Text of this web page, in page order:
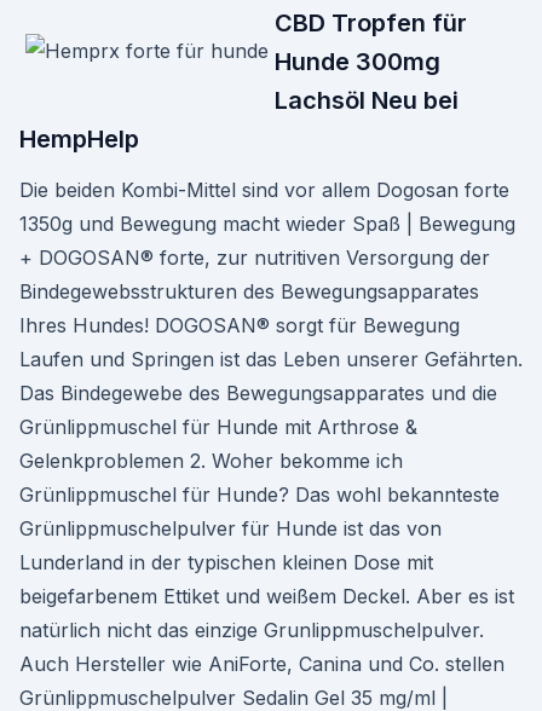
CBD Tropfen für
Hunde 300mg
Lachsöl Neu bei
HempHelp
Die beiden Kombi-Mittel sind vor allem Dogosan forte
1350g und Bewegung macht wieder Spaß | Bewegung
+ DOGOSAN® forte, zur nutritiven Versorgung der
Bindegewebsstrukturen des Bewegungsapparates
Ihres Hundes! DOGOSAN® sorgt für Bewegung
Laufen und Springen ist das Leben unserer Gefährten.
Das Bindegewebe des Bewegungsapparates und die
Grünlippmuschel für Hunde mit Arthrose &
Gelenkproblemen 2. Woher bekomme ich
Grünlippmuschel für Hunde? Das wohl bekannteste
Grünlippmuschelpulver für Hunde ist das von
Lunderland in der typischen kleinen Dose mit
beigefarbenem Ettiket und weißem Deckel. Aber es ist
natürlich nicht das einzige Grunlippmuschelpulver.
Auch Hersteller wie AniForte, Canina und Co. stellen
Grünlippmuschelpulver Sedalin Gel 35 mg/ml |